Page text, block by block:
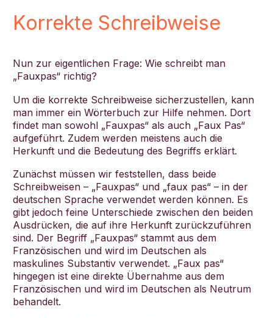
Korrekte Schreibweise
Nun zur eigentlichen Frage: Wie schreibt man
„Fauxpas“ richtig?
Um die korrekte Schreibweise sicherzustellen, kann
man immer ein Wörterbuch zur Hilfe nehmen. Dort
findet man sowohl „Fauxpas“ als auch „Faux Pas“
aufgeführt. Zudem werden meistens auch die
Herkunft und die Bedeutung des Begriffs erklärt.
Zunächst müssen wir feststellen, dass beide
Schreibweisen – „Fauxpas“ und „faux pas“ – in der
deutschen Sprache verwendet werden können. Es
gibt jedoch feine Unterschiede zwischen den beiden
Ausdrücken, die auf ihre Herkunft zurückzuführen
sind. Der Begriff „Fauxpas“ stammt aus dem
Französischen und wird im Deutschen als
maskulines Substantiv verwendet. „Faux pas“
hingegen ist eine direkte Übernahme aus dem
Französischen und wird im Deutschen als Neutrum
behandelt.